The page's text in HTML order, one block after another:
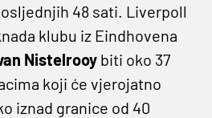
48 sati. Liverpoll
klubu iz Eindhovena
Nistelrooy biti oko 37
koji će vjerojatno
iznad granice od 40